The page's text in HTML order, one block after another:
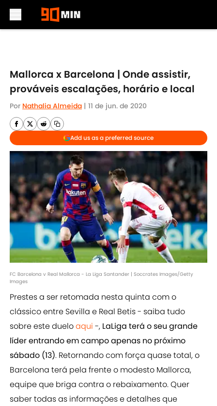
Mallorca x Barcelona | Onde assistir,
prováveis escalações, horário e local
Por Nathalia Almeida | 11 de jun. de 2020
Add us as a preferred source
FC Barcelona v Real Mallorca - La Liga Santander | Soccrates Images/Getty
Images
Prestes a ser retomada nesta quinta com o
clássico entre Sevilla e Real Betis - saiba tudo
sobre este dueloaqui -, LaLiga terá o seu grande
líder entrando em campo apenas no próximo
sábado (13). Retornando com força quase total, o
Barcelona terá pela frente o modesto Mallorca,
equipe que briga contra o rebaixamento. Quer
saber todas as informações e detalhes que